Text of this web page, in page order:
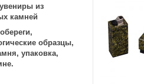
из
камней
образцы,
упаковка,